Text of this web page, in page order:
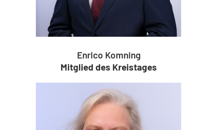
Enrico Komning
Mitglied des Kreistages